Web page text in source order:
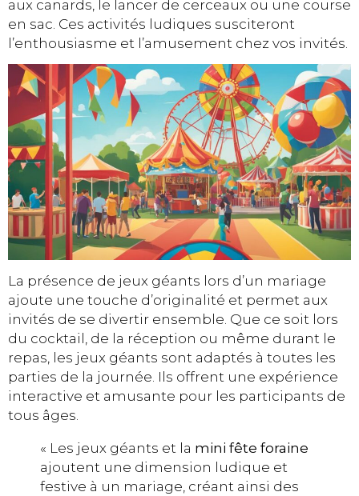
aux canards, le lancer de cerceaux ou une course
en sac. Ces activités ludiques susciteront
l’enthousiasme et l’amusement chez vos invités.
La présence de jeux géants lors d’un mariage
ajoute une touche d’originalité et permet aux
invités de se divertir ensemble. Que ce soit lors
du cocktail, de la réception ou même durant le
repas, les jeux géants sont adaptés à toutes les
parties de la journée. Ils offrent une expérience
interactive et amusante pour les participants de
tous âges.
« Les jeux géants et la mini fête foraine
ajoutent une dimension ludique et
festive à un mariage, créant ainsi des